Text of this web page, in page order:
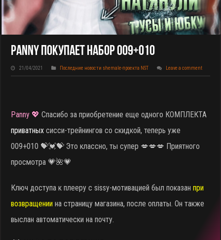
Panny Покупает НАБОР 009+010
21/04/2021 Последние новости shemale-проекта NST Leave a comment
Panny 💖 Спасибо за приобретение еще одного КОМПЛЕКТА
приватныхсисси-трейнингов со скидкой, теперь уже
009+010 💝💓💝 Это классно, ты супер 💋💋💋 Приятного
просмотра 💗🌺💗
Ключ доступа к плееру с sissy-мотивацией был показанпри
возвращениина страницу магазина, после оплаты. Он также
выслан автоматически на почту.